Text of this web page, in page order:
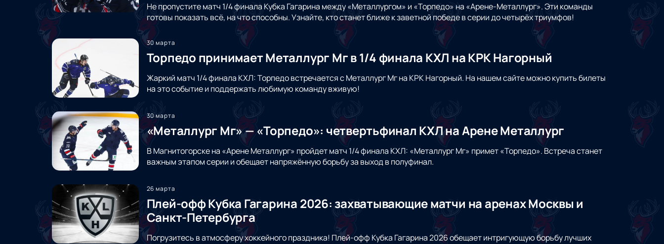
Не пропустите матч 1/4 финала Кубка Гагарина между «Металлургом» и «Торпедо» на «Арене-Металлург». Эти команды
готовы показать всё, на что способны. Узнайте, кто станет ближе к заветной победе в серии до четырёх триумфов!
30 марта
Торпедо принимает Металлург Мг в 1/4 финала КХЛ на КРК Нагорный
Жаркий матч 1/4 финала КХЛ: Торпедо встречается с Металлург Мг на КРК Нагорный. На нашем сайте можно купить билеты
на это событие и поддержать любимую команду вживую!
30 марта
«Металлург Мг» — «Торпедо»: четвертьфинал КХЛ на Арене Металлург
В Магнитогорске на «Арене Металлург» пройдет матч 1/4 финала КХЛ: «Металлург Мг» примет «Торпедо». Встреча станет
важным этапом серии и обещает напряжённую борьбу за выход в полуфинал.
26 марта
Плей-офф Кубка Гагарина 2026: захватывающие матчи на аренах Москвы и
Санкт-Петербурга
Погрузитесь в атмосферу хоккейного праздника! Плей-офф Кубка Гагарина 2026 обещает интригующую борьбу лучших